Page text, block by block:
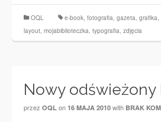
OQL e-book, fotografia, gazeta, grafika,
layout, mojabiblioteczka, typografia, zdjęcia
Nowy odświeżony
przez OQL on 16 MAJA 2010 with BRAK